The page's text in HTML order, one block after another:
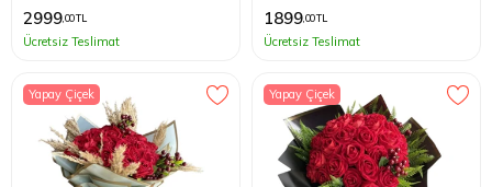
2999,00 TL
Ücretsiz Teslimat
1899,00 TL
Ücretsiz Teslimat
Yapay Çiçek Yapay Çiçek